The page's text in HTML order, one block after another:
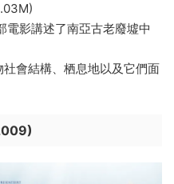
電影講述了南亞古老廢墟中
會結構、栖息地以及它們面